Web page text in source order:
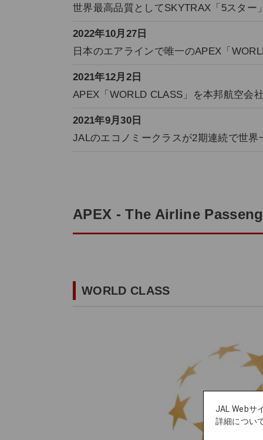
世界最高品質としてSKYTRAX「5スター
2022年10月27日
日本のエアラインで唯一のAPEX「
2021年12月2日
APEX「WORLD CLASS」を本邦航空会
2021年9月30日
JALのエコノミークラスが2期連続で世界
APEX - The Airline
WORLD CLASS
JAL Webサ
詳細につい